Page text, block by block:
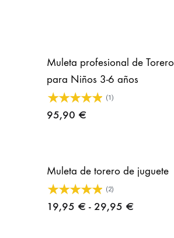
Muleta profesional de Torero
para Niños 3-6 años
(1)
95,90 €
Muleta de torero de juguete
(2)
19,95 € - 29,95 €Rango